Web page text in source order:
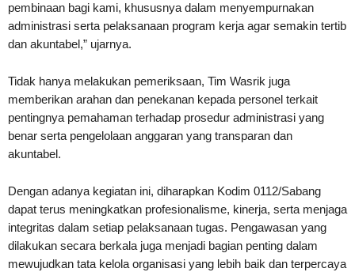
pembinaan bagi kami, khususnya dalam menyempurnakan
administrasi serta pelaksanaan program kerja agar semakin tertib
dan akuntabel,” ujarnya.
Tidak hanya melakukan pemeriksaan, Tim Wasrik juga
memberikan arahan dan penekanan kepada personel terkait
pentingnya pemahaman terhadap prosedur administrasi yang
benar serta pengelolaan anggaran yang transparan dan
akuntabel.
Dengan adanya kegiatan ini, diharapkan Kodim 0112/Sabang
dapat terus meningkatkan profesionalisme, kinerja, serta menjaga
integritas dalam setiap pelaksanaan tugas. Pengawasan yang
dilakukan secara berkala juga menjadi bagian penting dalam
mewujudkan tata kelola organisasi yang lebih baik dan terpercaya